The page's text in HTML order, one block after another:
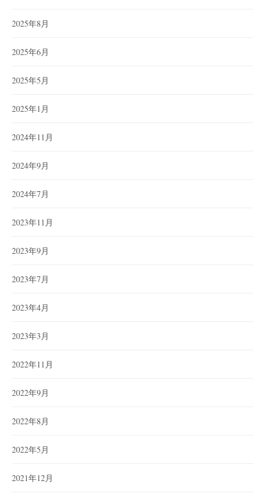
2025年8月
2025年6月
2025年5月
2025年1月
2024年11月
2024年9月
2024年7月
2023年11月
2023年9月
2023年7月
2023年4月
2023年3月
2022年11月
2022年9月
2022年8月
2022年5月
2021年12月